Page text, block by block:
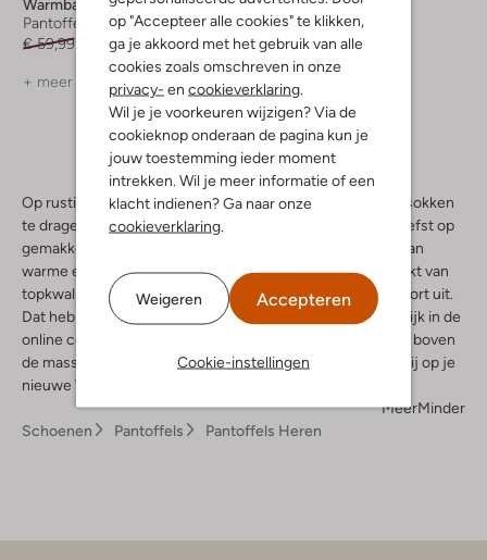
op "Accepteer alle cookies" te klikken,
ga je akkoord met het gebruik van alle
cookies zoals omschreven in onze
privacy- en cookieverklaring.
Wil je je voorkeuren wijzigen? Via de
cookieknop onderaan de pagina kun je
jouw toestemming ieder moment
intrekken. Wil je meer informatie of een
klacht indienen? Ga naar onze
cookieverklaring.
Weigeren Accepteren
Cookie-instellingen
Warmbat
Pantoffels
€ 59,99
€ 41,99
+ meer kleuren
Warmbat
Pantoffels
€ 59,99 € 41,99
+ meer kleuren
Op rustige dagen hoef je thuis echt geen schoenen met sokken
te dragen. Wanneer alles mag en niets hoeft, loop je het liefst op
gemakkelijke schoenen of blote voeten. Denk dan eens aan
warme en zachte Warmbat pantoffels voor heren. Gemaakt van
topkwaliteit leer en schapenwol stralen ze een en al comfort uit.
Dat heb je verdiend en dat mag je jezelf gerust gunnen. Kijk in de
online collectie van Omoda en vind de pantoffels die echt boven
de massa uitsteken. Binnenkort loop ook jij er warmpjes bij op je
nieuwe Warmbats.
MeerMinder
Schoenen
Pantoffels Pantoffels Heren